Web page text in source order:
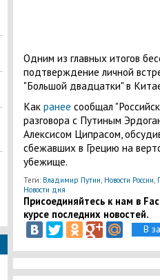
Одним из главных итогов
подтверждение личной
"Большой двадцатки" в
Как ранее сообщал
разговора с Путиным
Алексисом Ципрасом,
сбежавших в Грецию на
убежище.
Теги: Владимир Путин Новости России
Новости дня
Присоединяйтесь к нам в
курсе последних новостей.
В